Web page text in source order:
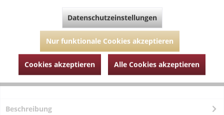
Artikel-Nr.: MJ050-3020-schwarz-36
Beschreibung
Datenschutzeinstellungen
Nur funktionale Cookies akzeptieren
Cookies akzeptieren Alle Cookies akzeptieren